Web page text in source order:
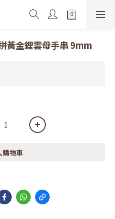
黃金鋰雲母手串 9mm
購物車